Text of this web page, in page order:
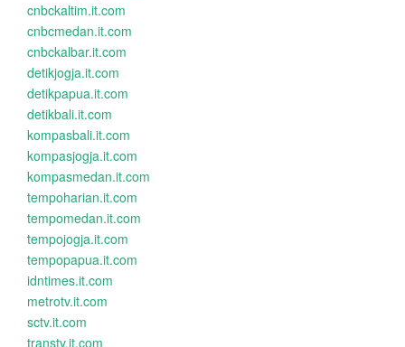
cnbckaltim.it.com
cnbcmedan.it.com
cnbckalbar.it.com
detikjogja.it.com
detikpapua.it.com
detikbali.it.com
kompasbali.it.com
kompasjogja.it.com
kompasmedan.it.com
tempoharian.it.com
tempomedan.it.com
tempojogja.it.com
tempopapua.it.com
idntimes.it.com
metrotv.it.com
sctv.it.com
transtv.it.com